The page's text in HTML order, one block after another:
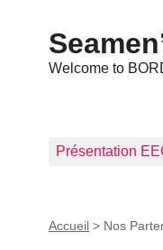
Welcome to
Présentation
Accueil > Nos